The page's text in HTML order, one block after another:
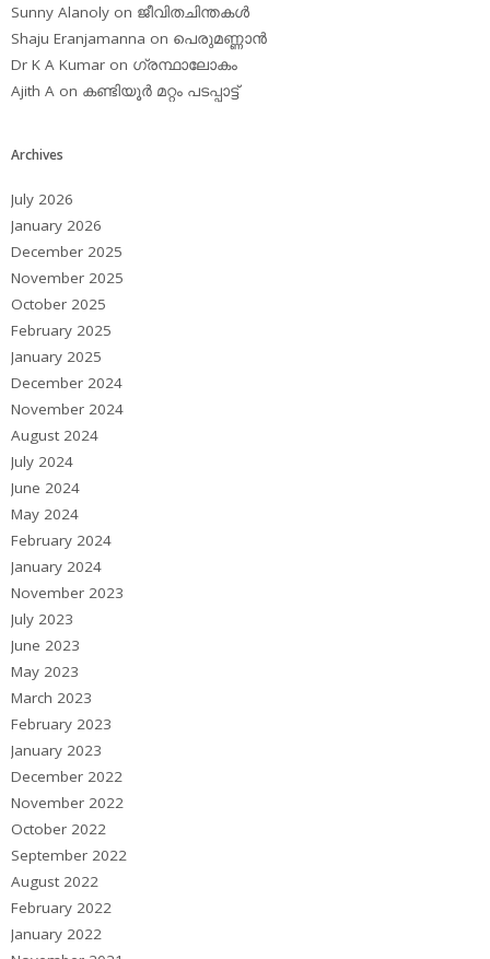
Sunny Alanoly on ജീവിതചിന്തകള്‍
Shaju Eranjamanna on പെരുമണ്ണാന്‍
Dr K A Kumar on ഗ്രന്ഥാലോകം
Ajith A on കണ്ടിയൂര്‍ മറ്റം പടപ്പാട്ട്‌
Archives
July 2026
January 2026
December 2025
November 2025
October 2025
February 2025
January 2025
December 2024
November 2024
August 2024
July 2024
June 2024
May 2024
February 2024
January 2024
November 2023
July 2023
June 2023
May 2023
March 2023
February 2023
January 2023
December 2022
November 2022
October 2022
September 2022
August 2022
February 2022
January 2022